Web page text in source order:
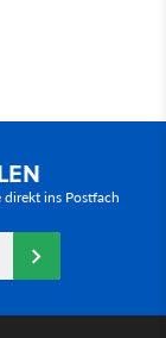
ins Postfach